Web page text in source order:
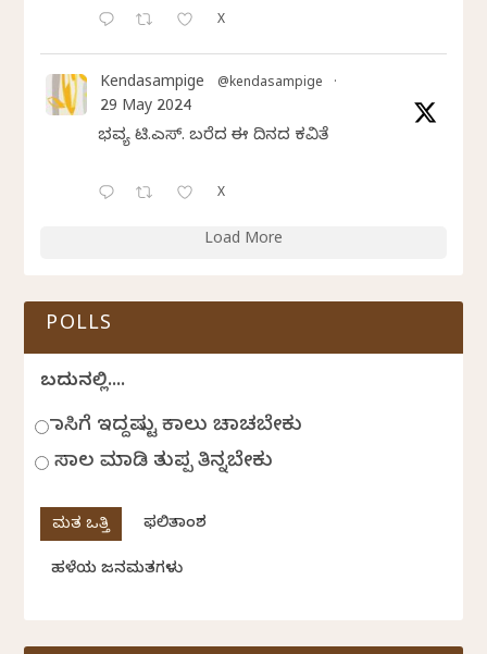
X
Kendasampige @kendasampige ·
29 May 2024
ಭವ್ಯ ಟಿ.ಎಸ್. ಬರೆದ ಈ ದಿನದ ಕವಿತೆ
X
Load More
POLLS
ಬದುಕಿನಲ್ಲಿ....
ಹಾಸಿಗೆ ಇದ್ದಷ್ಟು ಕಾಲು ಚಾಚಬೇಕು
ಸಾಲ ಮಾಡಿ ತುಪ್ಪ ತಿನ್ನಬೇಕು
ಫಲಿತಾಂಶ
ಹಳೆಯ ಜನಮತಗಳು